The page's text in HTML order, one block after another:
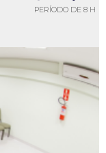
PERÍODO DE 8 H